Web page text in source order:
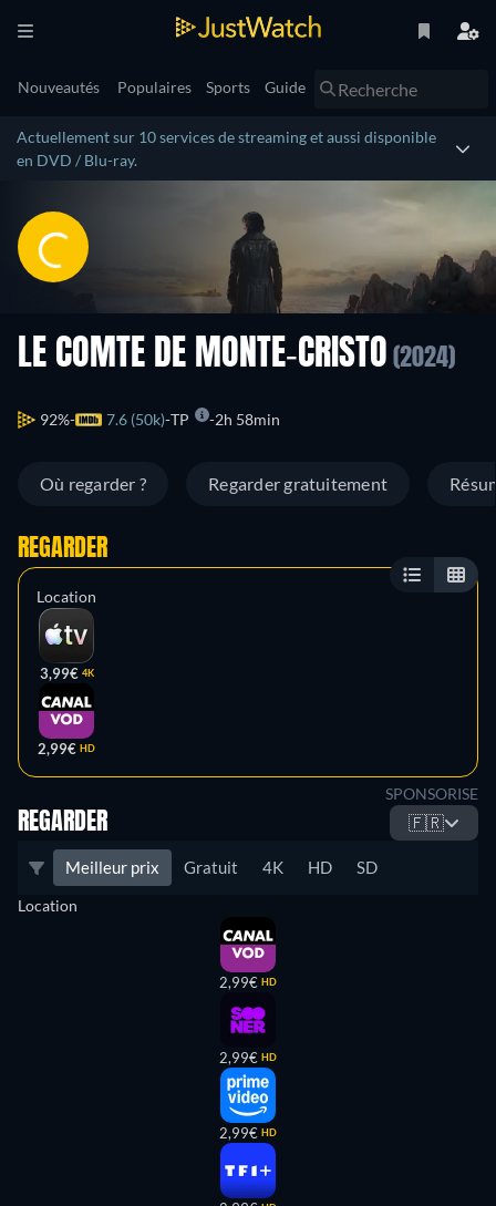
Nouveautés Populaires Sports Guide
Actuellement sur 10 services de streaming et aussi disponible
en DVD / Blu-ray.
LE COMTE DE MONTE-CRISTO (2024)
92% 7.6 (50k) TP 2h 58min
Où regarder ? Regarder gratuitement
REGARDER
Location
3,99€ 4K
2,99€ HD
SPONSORISE
REGARDER 🇫🇷
Meilleur prix Gratuit 4K HD SD
Location
2,99€ HD
2,99€ HD
2,99€ HD